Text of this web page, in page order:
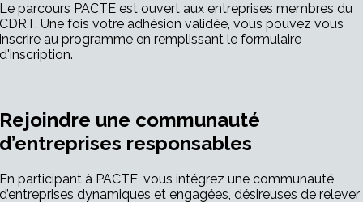
parcours PACTE est ouvert aux entreprises membres du
Une fois votre adhésion validée, vous pouvez vous
au programme en remplissant le formulaire
une communauté
responsables
participant à PACTE, vous intégrez une communauté
dynamiques et engagées, désireuses de relever